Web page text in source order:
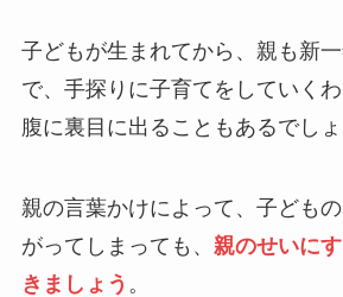
子どもが生まれてから、親も新
で、手探りに子育てをしていく
腹に裏目に出ることもあるでしょ
親の言葉かけによって、子ども
がってしまっても、 親のせいに
きましょう 。